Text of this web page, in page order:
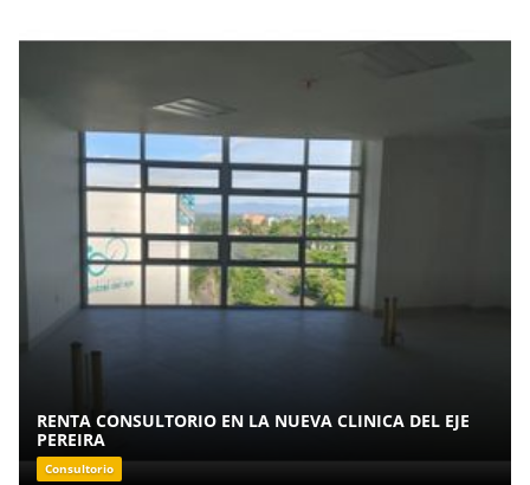
RENTA CONSULTORIO EN LA NUEVA CLINICA DEL EJE
PEREIRA
Consultorio